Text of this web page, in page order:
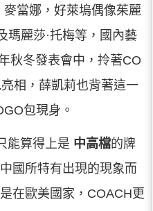
當娜，好萊塢偶像茱麗
瑪麗莎·托梅等，國內藝
秋冬發表會中，拎著CO
相，薛凱莉也背著這一
包現身。
能算得上是 中高檔的牌
國所特有出現的現象而
在歐美國家，COACH更